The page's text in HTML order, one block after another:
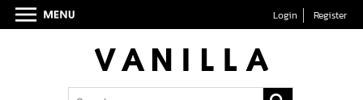
Login Register